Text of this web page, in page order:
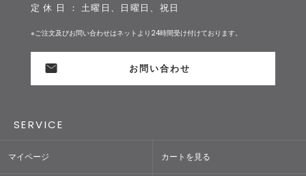
定 休 日 ： 土曜日、日曜日、祝日
※ご注文及びお問い合わせはネットより24時間受け付けております。
お問い合わせ
SERVICE
マイページ カートを見る